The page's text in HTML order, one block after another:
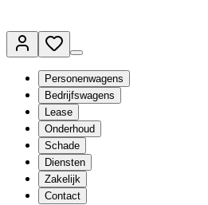
Personenwagens
Bedrijfswagens
Lease
Onderhoud
Schade
Diensten
Zakelijk
Contact